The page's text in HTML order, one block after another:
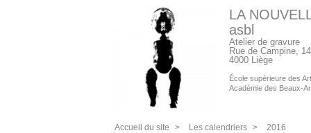
LA
asbl
Atelier de gravure
Rue de Campine, 14
4000 Liège
École supérieure des
Académie des Beaux-
Accueil du site > Les calendriers > 2016